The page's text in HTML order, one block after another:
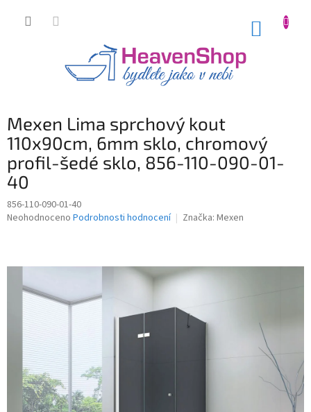
Mexen Lima sprchový kout
110x90cm, 6mm sklo, chromový
profil-šedé sklo, 856-110-090-01-
40
856-110-090-01-40
Průměrné
0,0
Neohodnoceno Podrobnosti hodnocení Značka: Mexen